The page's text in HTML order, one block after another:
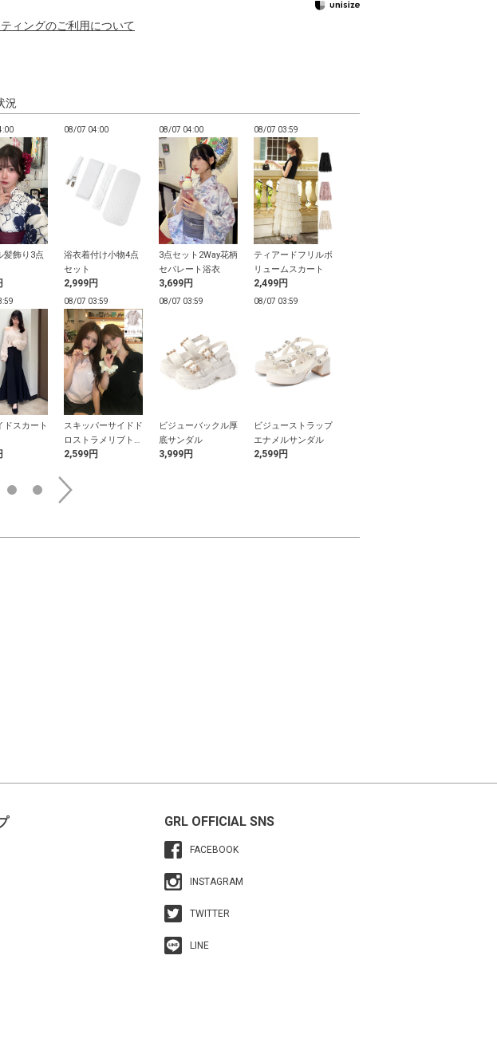
ィングのご利用について
況
髪飾り3点
08/07 04:00
浴衣着付け小物4点
セット
2,999円
08/07 04:00
3点セット2Way花柄
セパレート浴衣
3,699円
08/07 03:59
ティアードフリルボ
リュームスカート
2,499円
ドスカート
08/07 03:59
スキッパーサイドド
ロストラメリブトッ
プス
2,599円
08/07 03:59
ビジューバックル厚
底サンダル
3,999円
08/07 03:59
ビジューストラップ
エナメルサンダル
2,599円
GRL OFFICIAL SNS
FACEBOOK
INSTAGRAM
TWITTER
LINE